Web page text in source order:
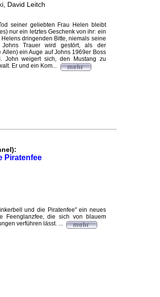
David Leitch
seiner geliebten Frau Helen bleibt
nur ein letztes Geschenk von ihr: ein
dringenden Bitte, niemals seine
Trauer wird gestört, als der
ein Auge auf Johns 1969er Boss
John weigert sich, den Mustang zu
Er und ein Kom...
Piratenfee
und die Piratenfee" ein neues
Feenglanzfee, die sich von blauem
verführen lässt. ...